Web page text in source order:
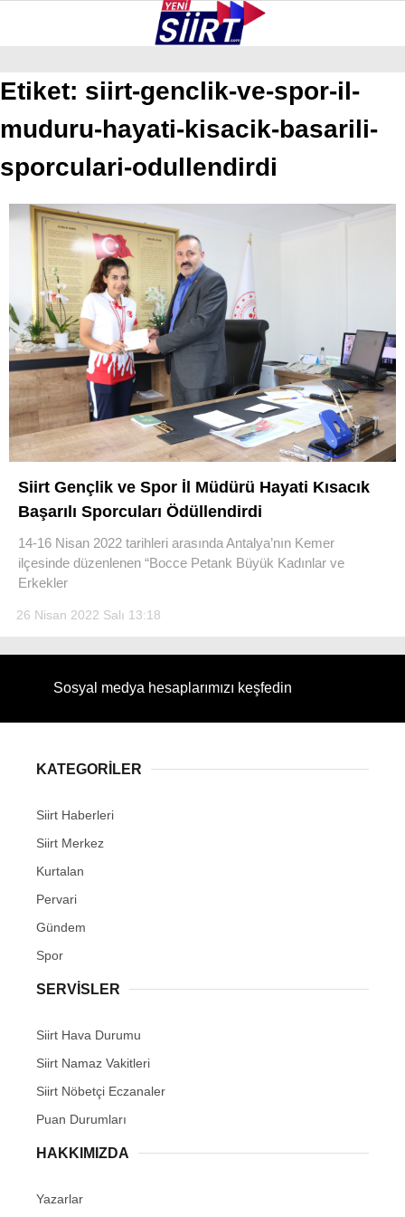
WhatsApp İhbar Hattı
Instagram
GALERİ VİDEO YAZARLAR
BAYKAN
PERVARI
ŞIRVAN
TILLO
GÜNDEM
NÖBETÇI ECZANELER
Etiket: siirt-genclik-ve-spor-il-
muduru-hayati-kisacik-basarili-
sporculari-odullendirdi
Siirt Gençlik ve Spor İl Müdürü Hayati Kısacık
Başarılı Sporcuları Ödüllendirdi
14-16 Nisan 2022 tarihleri arasında Antalya’nın Kemer
ilçesinde düzenlenen “Bocce Petank Büyük Kadınlar ve
Erkekler
26 Nisan 2022 Salı 13:18
Sosyal medya hesaplarımızı keşfedin
KATEGORİLER
Siirt Haberleri
Siirt Merkez
Kurtalan
Pervari
Gündem
Spor
SERVİSLER
Siirt Hava Durumu
Siirt Namaz Vakitleri
Siirt Nöbetçi Eczanaler
Puan Durumları
HAKKIMIZDA
Yazarlar